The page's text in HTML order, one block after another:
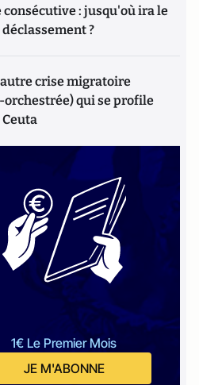
consécutive : jusqu'où ira le
?
crise migratoire
orchestrée) qui se profile
1€ Le Premier Mois
JE M'ABONNE